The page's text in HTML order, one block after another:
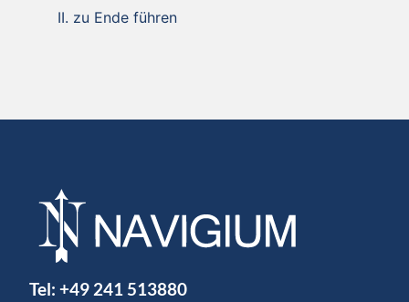
zu Ende führen
Tel: +49 241 513880